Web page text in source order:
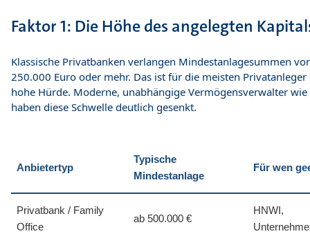
Faktor 1: Die Höhe des angelegten
Klassische Privatbanken verlangen Mindestanlagesummen
250.000 Euro oder mehr. Das ist für die meisten Privatanleger
hohe Hürde. Moderne, unabhängige Vermögensverwalter wie
haben diese Schwelle deutlich gesenkt.
Anbietertyp
Typische
Mindestanlage
Für wen
Privatbank / Family
Office
ab 500.000 €
HNWI,